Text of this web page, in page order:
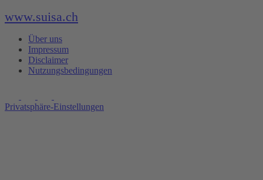
www.suisa.ch
Über uns
Impressum
Disclaimer
Nutzungsbedingungen
Privatsphäre-Einstellungen